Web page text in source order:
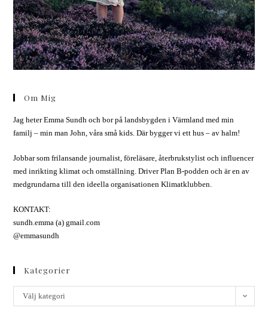
Om Mig
Jag heter Emma Sundh och bor på landsbygden i Värmland med min
familj – min man John, våra små kids. Där bygger vi ett hus – av halm!
Jobbar som frilansande journalist, föreläsare, återbrukstylist och influencer
med inrikting klimat och omställning. Driver Plan B-podden och är en av
medgrundarna till den ideella organisationen Klimatklubben.
KONTAKT:
sundh.emma (a) gmail.com
@emmasundh
Kategorier
Välj kategori